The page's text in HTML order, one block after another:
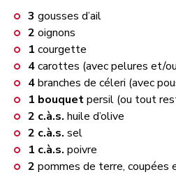
3 gousses d’ail
2 oignons
1 courgette
4carottes (avec pelures et/
4branches de céleri (avec
1 bouquetpersil (ou tout
2 c.à.s. huile d’olive
2 c.à.s. sel
1 c.à.s. poivre
2 pommes de terre, coupées